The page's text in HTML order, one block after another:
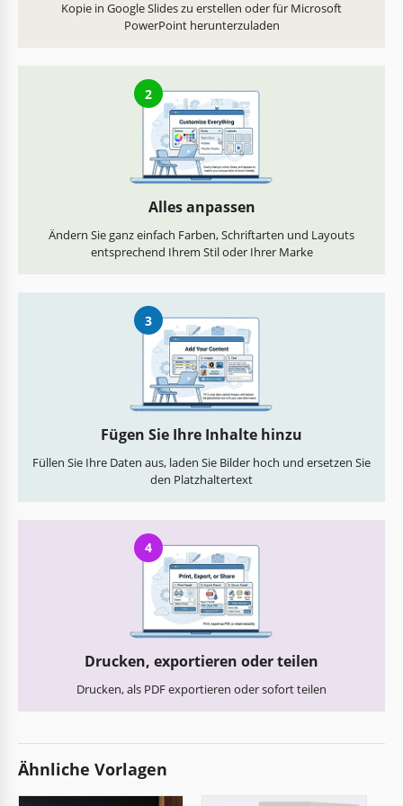
Kopie in Google Slides zu erstellen oder für Microsoft
PowerPoint herunterzuladen
2
Alles anpassen
Ändern Sie ganz einfach Farben, Schriftarten und Layouts
entsprechend Ihrem Stil oder Ihrer Marke
3
Fügen Sie Ihre Inhalte hinzu
Füllen Sie Ihre Daten aus, laden Sie Bilder hoch und ersetzen Sie
den Platzhaltertext
4
Drucken, exportieren oder teilen
Drucken, als PDF exportieren oder sofort teilen
Ähnliche Vorlagen